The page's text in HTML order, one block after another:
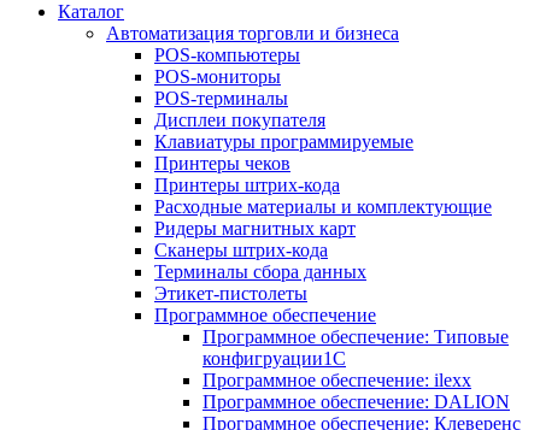
Каталог
Автоматизация торговли и бизнеса
POS-компьютеры
POS-мониторы
POS-терминалы
Дисплеи покупателя
Клавиатуры программируемые
Принтеры чеков
Принтеры штрих-кода
Расходные материалы и комплектующие
Ридеры магнитных карт
Сканеры штрих-кода
Терминалы сбора данных
Этикет-пистолеты
Программное обеспечение
Программное обеспечение: Типовые
конфигруации1С
Программное обеспечение: ilexx
Программное обеспечение: DALION
Программное обеспечение: Клеверенс